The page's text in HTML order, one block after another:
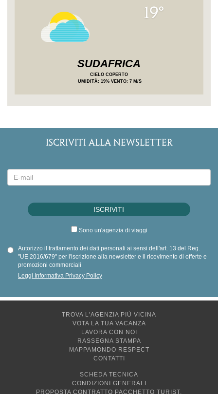
19°
SUDAFRICA
CIELO COPERTO
UMIDITÀ: 19% VENTO: 7 M/S
ISCRIVITI ALLA NEWSLETTER
Sono un'agenzia di viaggi
Autorizzo il trattamento dei dati personali ai sensi dell'art. 13 del Reg.
"UE 2016/679" per l'iscrizione alla newsletter e il ricevimento di offerte e
promozioni commerciali
Leggi Informativa Privacy Policy
TROVA L'AGENZIA PIÙ VICINA
VOTA LA TUA VACANZA
LAVORA CON NOI
RASSEGNA STAMPA
MAPPAMONDO RESPECT
CONTATTI
SCHEDA TECNICA
CONDIZIONI GENERALI
PROPOSTA CONTRATTO PACCHETTO TURIST.